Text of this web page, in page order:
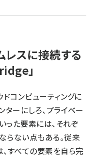
レスに接続する
」
コンピューティングに
ーにしろ、プライベー
った要素には、それぞ
ない点もある。従来
すべての要素を自ら完